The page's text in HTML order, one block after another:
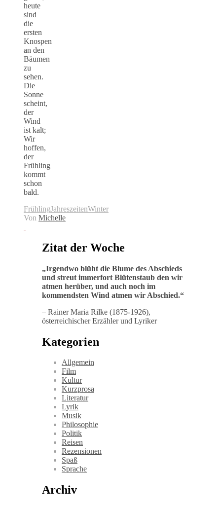
heute
sind
die
ersten
Knospen
an den
Bäumen
zu
sehen.
Die
Sonne
scheint,
der
Wind
ist kalt;
Wir
hoffen,
der
Frühling
kommt
schon
bald.
FrühlingJahreszeitenWinter
Von Michelle
Zitat der Woche
„Irgendwo blüht die Blume des Abschieds
und streut immerfort Blütenstaub den wir
atmen herüber, und auch noch im
kommendsten Wind atmen wir Abschied.“
– Rainer Maria Rilke (1875-1926),
österreichischer Erzähler und Lyriker
Kategorien
Allgemein
Film
Kultur
Kurzprosa
Literatur
Lyrik
Musik
Philosophie
Politik
Reisen
Rezensionen
Spaß
Sprache
Archiv